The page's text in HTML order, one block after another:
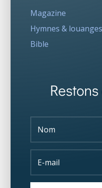
Magazine
Hymnes & louanges
Bible